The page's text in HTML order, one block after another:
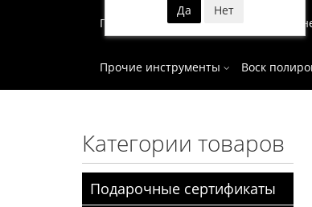
Пробойники Инструмент для
Прочие инструменты Воск
Категории товаров
Подарочные сертификаты